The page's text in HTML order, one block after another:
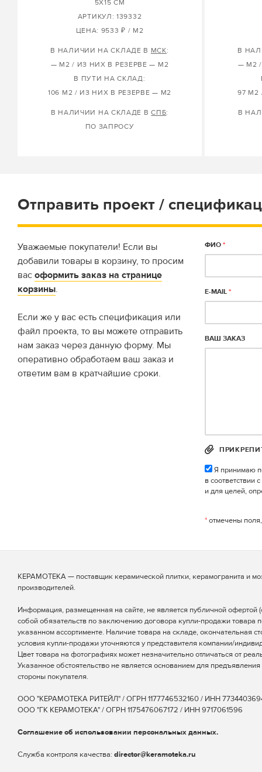
5X15 СМ
АРТИКУЛ: 139332
ЦЕНА: 9533 ₽ / М2
В НАЛИЧИИ НА СКЛАДЕ В МСК:
— М2 / ИЗ НИХ В РЕЗЕРВЕ — М2
В ПУТИ НА СКЛАД:
106 М2 / ИЗ НИХ В РЕЗЕРВЕ — М2
В НАЛИЧИИ НА СКЛАДЕ ВСПБ:
ПО ЗАПРОСУ
В
— М2
97 М2
В
Отправить проект /
Уважаемые покупатели! Если вы
добавили товары в корзину, то просим
вас оформить заказ на странице
корзины.
Если же у вас есть спецификация или
файл проекта, то вы можете отправить
нам заказ через данную форму. Мы
оперативно обработаем ваш заказ и
ответим вам в кратчайшие сроки.
ФИО *
E-MAIL *
ВАШ ЗАКАЗ
Я принимаю
в
и для целей,
*отмечены
КЕРАМОТЕКА — поставщик керамической плитки, керамогранита и
производителей.
Информация, размещенная на сайте, не является публичной офертой
собой обязательств по заключению договора купли-продажи товара
указанном ассортименте. Наличие товара на складе, окончательная
условия купли-продажи уточняются у представителя компании/
Цвет товара на фотографиях может незначительно отличаться от
Указанное обстоятельство не является основанием для
стороны покупателя.
ООО "КЕРАМОТЕКА РИТЕЙЛ" / ОГРН 1177746532160 / ИНН
ООО "ГК КЕРАМОТЕКА" / ОГРН 1175476067172 / ИНН 9717061596
Соглашение об использовании персональных данных.
Cлужба контроля качества: director@keramoteka.ru